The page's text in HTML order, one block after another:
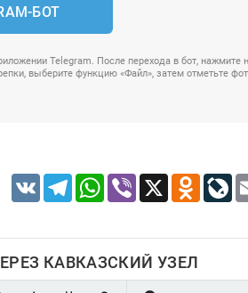
БОТ
Telegram. После перехода в бот, нажмите
выберите функцию «Файл», затем отметьте
VK TelegramWhatsApp
Viber X
КАВКАЗСКИЙ УЗЕЛ